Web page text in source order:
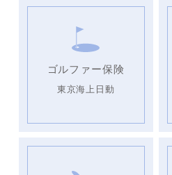
ゴルファー保険
東京海上日動